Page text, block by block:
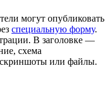
могут опубликовать
специальную форму.
В заголовке —
схема
или файлы.